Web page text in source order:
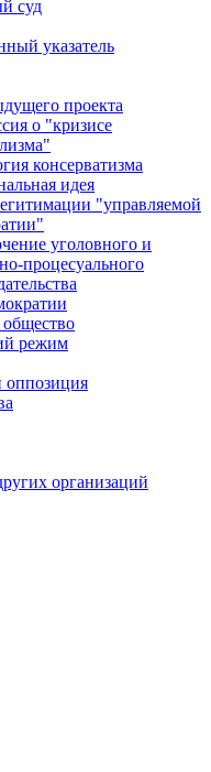
суд
указатель
проекта
о "кризисе
консерватизма
идея
"управляемой
уголовного и
процесуального
общество
режим
оппозиция
организаций